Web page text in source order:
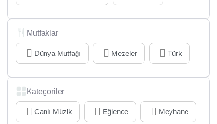
Mutfaklar
Dünya Mutfağı Mezeler Türk
Kategoriler
Canlı Müzik Eğlence Meyhane